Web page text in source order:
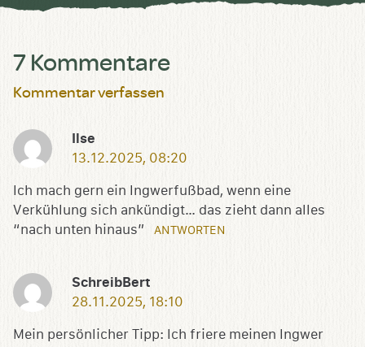
7 Kommentare
Kommentar verfassen
Ilse
13.12.2025, 08:20
Ich mach gern ein Ingwerfußbad, wenn eine
Verkühlung sich ankündigt… das zieht dann alles
“nach unten hinaus”
ANTWORTEN
SchreibBert
28.11.2025, 18:10
Mein persönlicher Tipp: Ich friere meinen Ingwer